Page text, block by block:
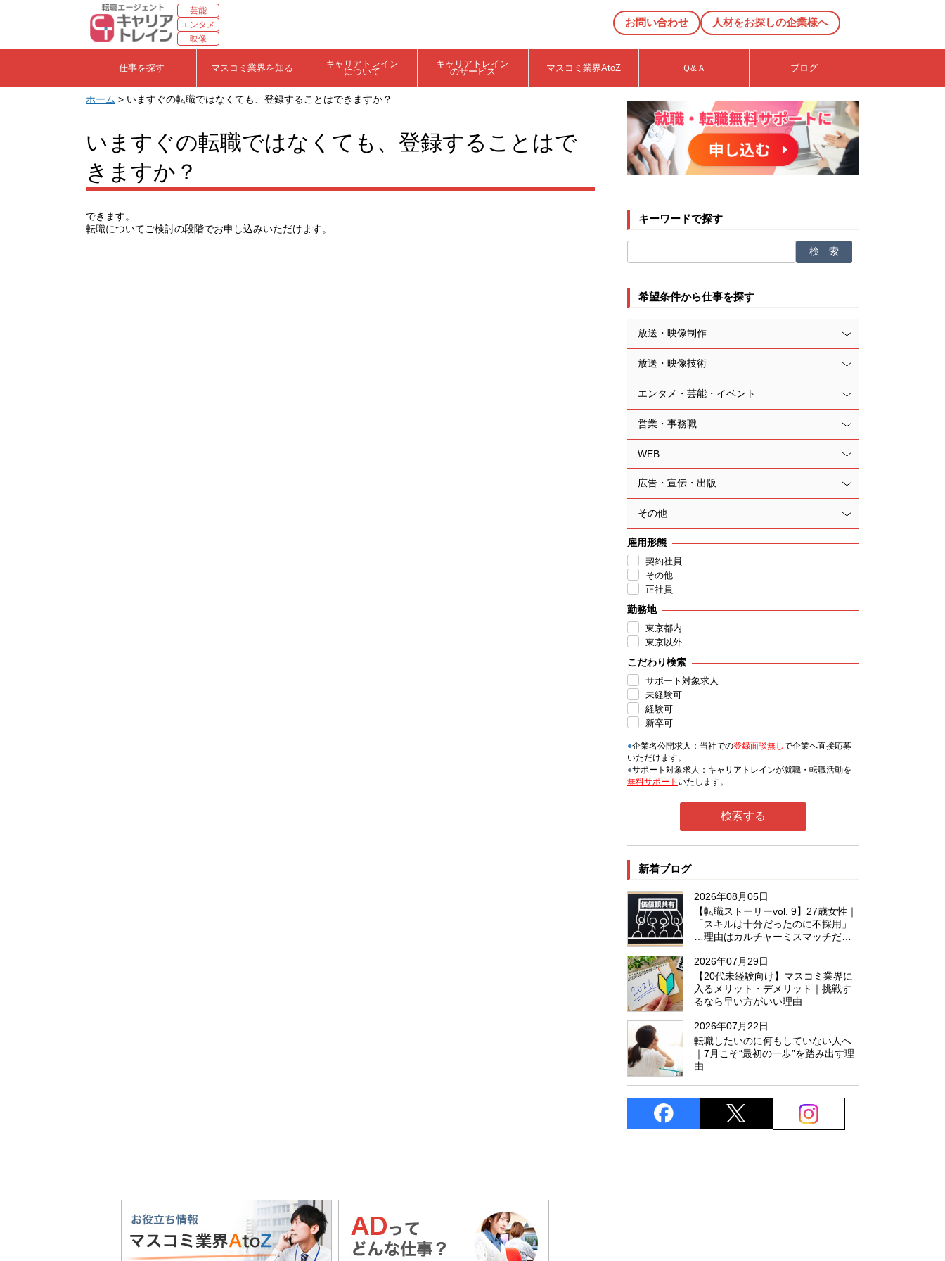
芸能
エンタメ
映像
お問い合わせ 人材をお探しの企業様へ
仕事を探す マスコミ業界を知る キャリアトレイン
について
キャリアトレイン
のサービス マスコミ業界AtoZ Ｑ&Ａ ブログ
ホーム > いますぐの転職ではなくても、登録することはできますか？
いますぐの転職ではなくても、登録することはで
きますか？
できます。
転職についてご検討の段階でお申し込みいただけます。
キーワードで探す
希望条件から仕事を探す
放送・映像制作
放送・映像技術
エンタメ・芸能・イベント
営業・事務職
WEB
広告・宣伝・出版
その他
雇用形態
契約社員
その他
正社員
勤務地
東京都内
東京以外
こだわり検索
サポート対象求人
未経験可
経験可
新卒可
●企業名公開求人：当社での登録面談無しで企業へ直接応募
いただけます。
●サポート対象求人：キャリアトレインが就職・転職活動を
無料サポート いたします。
新着ブログ
2026年08月05日
【転職ストーリーvol. 9】27歳女性｜
「スキルは十分だったのに不採用」
…理由はカルチャーミスマッチだっ
2026年07月29日
【20代未経験向け】マスコミ業界に
入るメリット・デメリット｜挑戦す
るなら早い方がいい理由
2026年07月22日
転職したいのに何もしていない人へ
｜7月こそ“最初の一歩”を踏み出す理
由